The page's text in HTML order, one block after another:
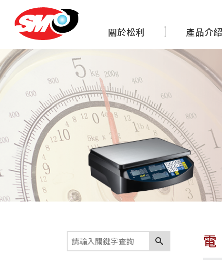
關於松利 產品介紹